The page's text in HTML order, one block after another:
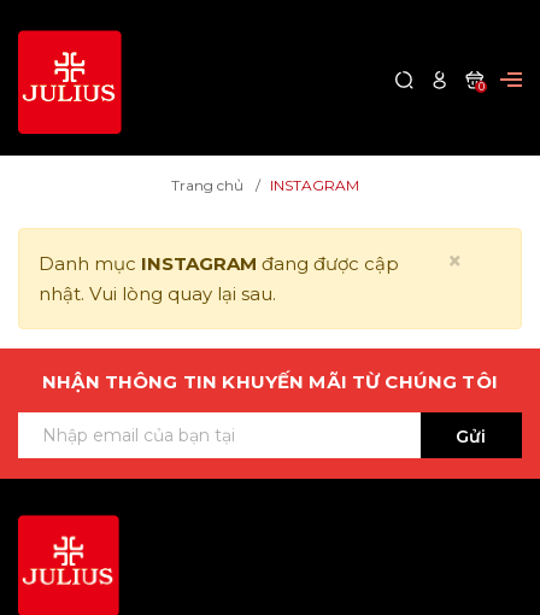
0
Trang chủ INSTAGRAM
×
Danh mục INSTAGRAM đang được cập
nhật. Vui lòng quay lại sau.
NHẬN THÔNG TIN KHUYẾN MÃI TỪ CHÚNG TÔI
Gửi